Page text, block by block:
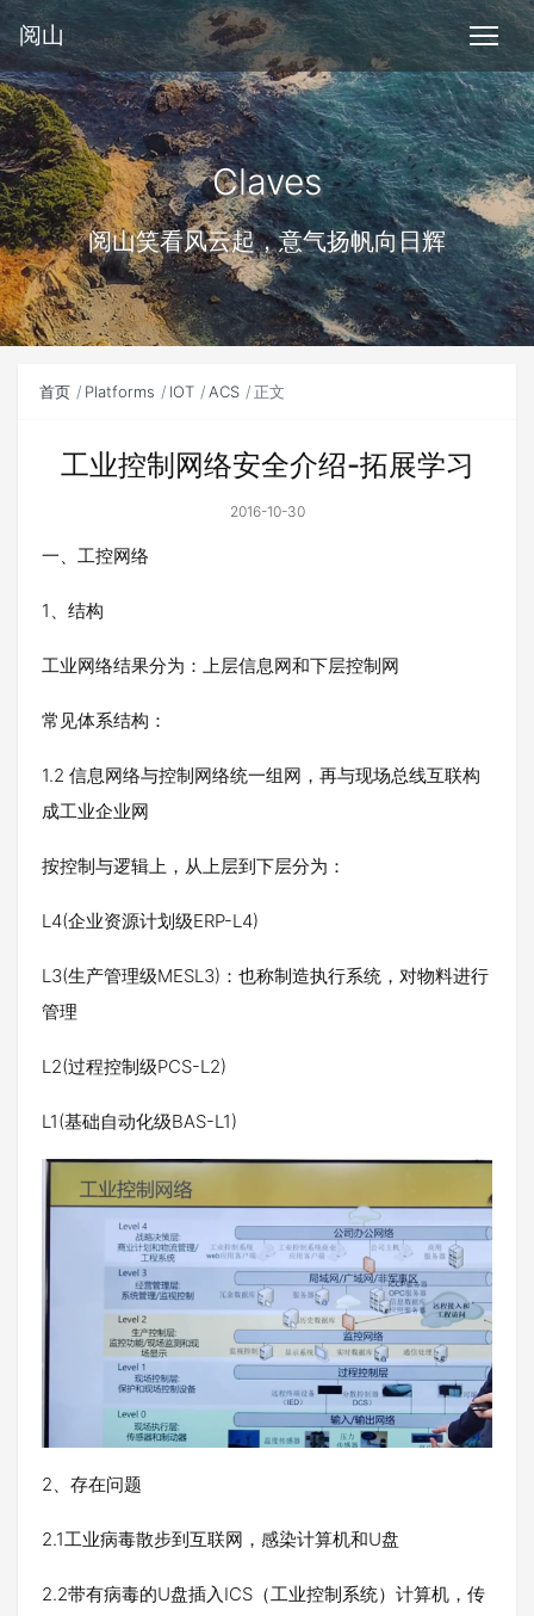
阅山
Claves
阅山笑看风云起，意气扬帆向日辉
首页 Platforms IOT ACS 正文
工业控制网络安全介绍-拓展学习
2016-10-30
一、工控网络
1、结构
工业网络结果分为：上层信息网和下层控制网
常见体系结构：
1.2 信息网络与控制网络统一组网，再与现场总线互联构
成工业企业网
按控制与逻辑上，从上层到下层分为：
L4(企业资源计划级ERP-L4)
L3(生产管理级MESL3)：也称制造执行系统，对物料进行
管理
L2(过程控制级PCS-L2)
L1(基础自动化级BAS-L1)
2、存在问题
2.1工业病毒散步到互联网，感染计算机和U盘
2.2带有病毒的U盘插入ICS（工业控制系统）计算机，传